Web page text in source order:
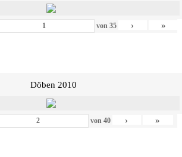
von 35 › »
Döben 2010
von 40 › »